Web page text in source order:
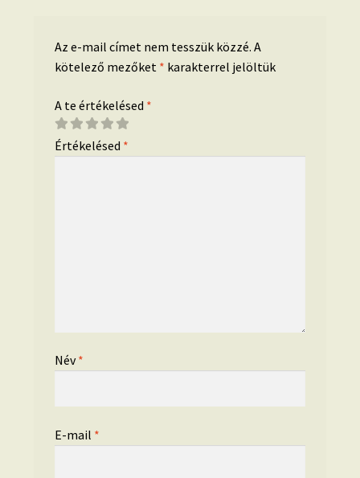
Az e-mail címet nem tesszük közzé. A
kötelező mezőket * karakterrel jelöltük
A te értékelésed *
Értékelésed *
Név*
E-mail *